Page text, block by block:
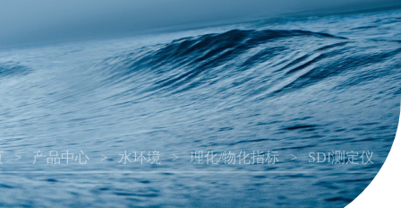
> 产品中心 > 水环境 > 理化/物化指标 > SDI测定仪